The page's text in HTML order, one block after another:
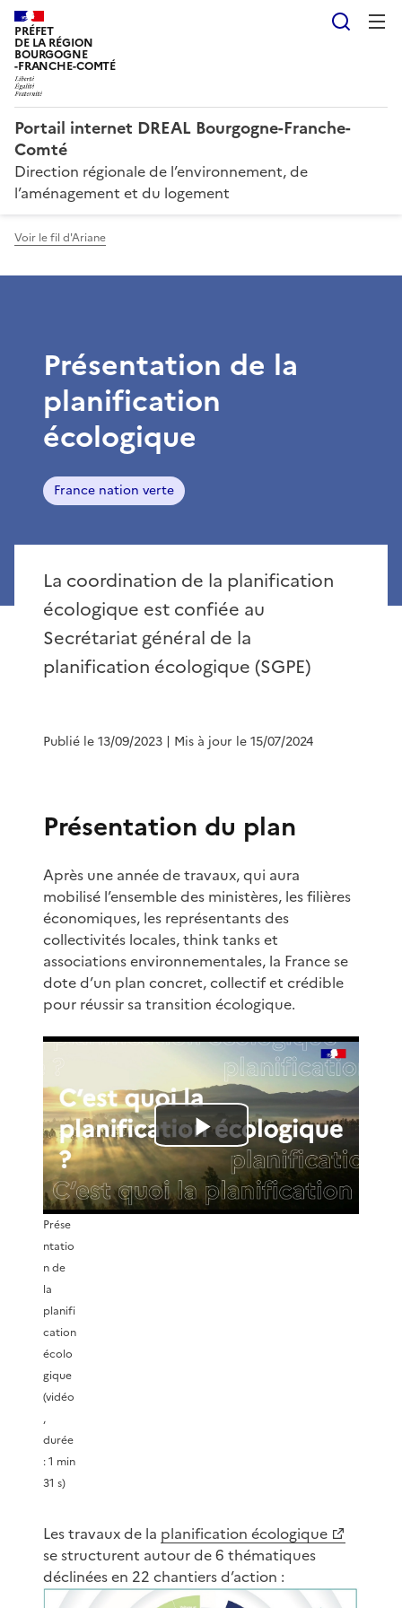
PRÉFET
DE LA RÉGION
BOURGOGNE
-FRANCHE-COMTÉ
Portail internet DREAL Bourgogne-Franche-
Comté
Direction régionale de l’environnement, de
l’aménagement et du logement
Voir le fil d'Ariane
Présentation de la
planification
écologique
France nation verte
La coordination de la planification
écologique est confiée au ​​
Secrétariat général de la
planification écologique (SGPE)
Publié le 13/09/2023 | Mis à jour le 15/07/2024
Présentation du plan
Après une année de travaux, qui aura
mobilisé l’ensemble des ministères, les filières
économiques, les représentants des
collectivités locales, think tanks et
associations environnementales, la France se
dote d’un plan concret, collectif et crédible
pour réussir sa transition écologique.
L
i
é
o
Prése
ntatio
n de
la
planifi
cation
écolo
gique
(vidéo
,
durée
: 1 min
31 s)
Les travaux de la planification écologique
se structurent autour de 6 thématiques
déclinées en 22 chantiers d’action :